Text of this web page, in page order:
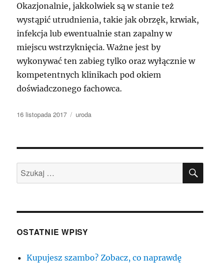
Okazjonalnie, jakkolwiek są w stanie też
wystąpić utrudnienia, takie jak obrzęk, krwiak,
infekcja lub ewentualnie stan zapalny w
miejscu wstrzyknięcia. Ważne jest by
wykonywać ten zabieg tylko oraz wyłącznie w
kompetentnych klinikach pod okiem
doświadczonego fachowca.
Data
16 listopada 2017 Kategorie
uroda
Szukaj:
OSTATNIE WPISY
Kupujesz szambo? Zobacz, co naprawdę